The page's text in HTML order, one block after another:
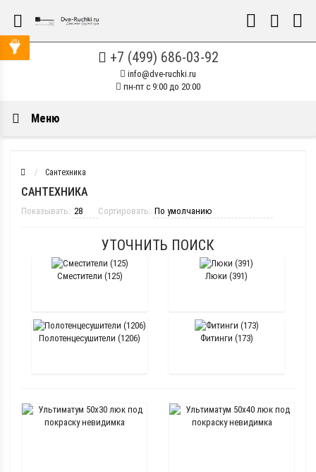
+7 (499) 686-03-92
info@dve-ruchki.ru
пн-пт с 9:00 до 20:00
Меню
Сантехника
САНТЕХНИКА
Показывать: Сортировать:
УТОЧНИТЬ ПОИСК
Сместители (125) Люки (391)
Полотенцесушители (1206) Фитинги (173)